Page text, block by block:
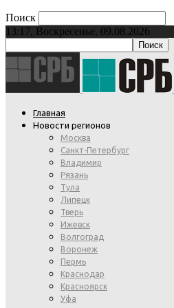
Поиск
13:17, Воскресенье, 09.08.2026
Главная
Новости регионов
Москва
Санкт-Петербург
Владимир
Рязань
Тула
Липецк
Тверь
Ижевск
Волгоград
Воронеж
Пермь
Краснодар
Красноярск
Уфа